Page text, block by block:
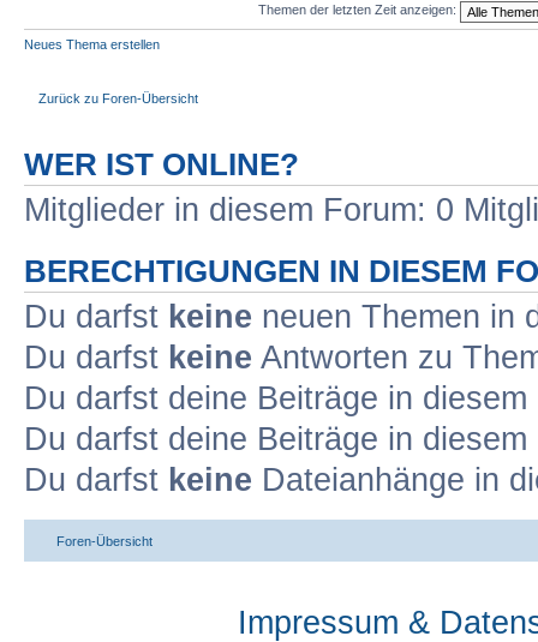
Themen der letzten Zeit anzeigen:
Neues Thema erstellen
Zurück zu Foren-Übersicht
WER IST ONLINE?
Mitglieder in diesem Forum: 0
BERECHTIGUNGEN IN DIESEM
Du darfst keine neuen Themen in
Du darfst keine Antworten zu
Du darfst deine Beiträge in
Du darfst deine Beiträge in
Du darfst keine Dateianhänge in
Foren-Übersicht
Impressum &